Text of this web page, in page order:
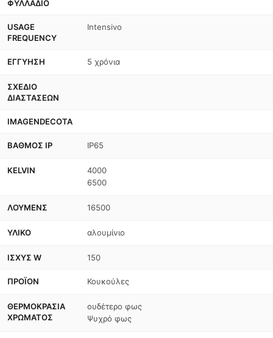
ΦΥΛΛΆΔΙΟ
USAGE
FREQUENCY
Intensivo
ΕΓΓΎΗΣΗ 5 χρόνια
ΣΧΈΔΙΟ
ΔΙΑΣΤΆΣΕΩΝ
IMAGENDECOTA
ΒΑΘΜΌΣ IP IP65
KELVIN
4000
6500
ΛΟΎΜΕΝΣ 16500
ΥΛΙΚΌ αλουμίνιο
ΙΣΧΎΣ W 150
ΠΡΟΪΌΝ Κουκούλες
ΘΕΡΜΟΚΡΑΣΊΑ
ΧΡΏΜΑΤΟΣ
ουδέτερο φως
Ψυχρό φως